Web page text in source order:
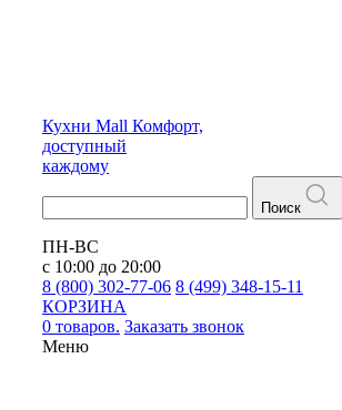
Кухни Mall Комфорт,
доступный
каждому
Поиск
ПН-ВС
с 10:00 до 20:00
8 (800) 302-77-06 8 (499) 348-15-11
КОРЗИНА
0 товаров. Заказать звонок
Меню